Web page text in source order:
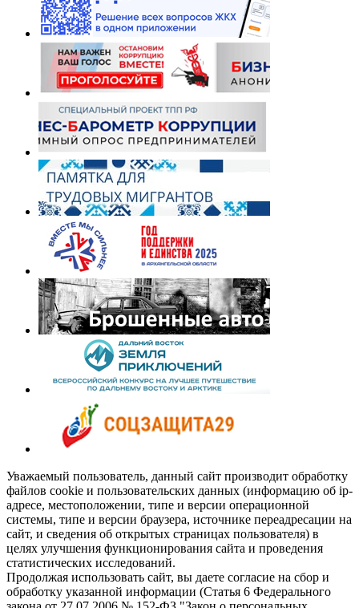
Уважаемый пользователь, данный сайт производит обработку
файлов cookie и пользовательских данных (информацию об ip-
адресе, местоположении, типе и версии операционной
системы, типе и версии браузера, источнике переадресации на
сайт, и сведения об открытых страницах пользователя) в
целях улучшения функционирования сайта и проведения
статистических исследований.
Продолжая использовать сайт, вы даете согласие на сбор и
обработку указанной информации (Статья 6 Федерального